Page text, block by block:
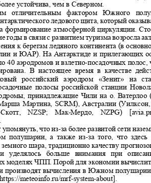
устойчива, чем в Северном.
отличительным фактором Южного
ледового щита, который
формирование атмосферной циркуляции.
годы в связи с развитием туризма возросла
к берегам ледяного континента (в
и ЮАР). На Антарктиде и прилегающих
40 аэродромов и взлетно-посадочных
В настоящее время в качестве
российский аэродром «Зенит» на
полосы российской станции
принадлежащие Чили на о.
Мартина, SCRM), Австралии
Скотт, NZSP; Мак-Мердо, NZPG)
упомянуть, что из-за более развитой сети
полушарии, а также из-за того, что
земного шара, традиционно качеству
уделялось больше внимания при
моделях ЧПП. Порой для экономии
производят вычисления в Южном
meteoinfo.ru/mrf-system-about].